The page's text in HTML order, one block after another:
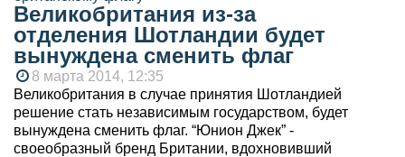
Великобритания из-за
отделения Шотландии будет
вынуждена сменить флаг
8 марта 2014, 12:35
Великобритания в случае принятия Шотландией
решение стать независимым государством, будет
вынуждена сменить флаг. “Юнион Джек” -
своеобразный бренд Британии, вдохновивший